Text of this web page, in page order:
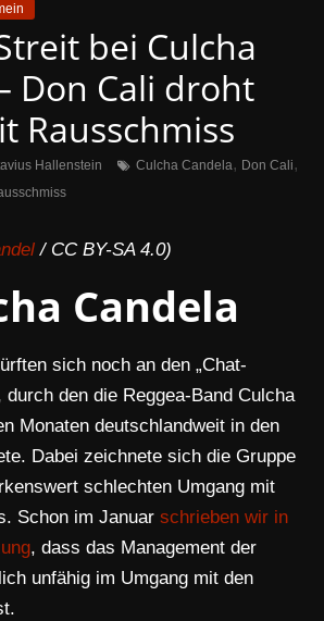
bei Culcha
Don Cali droht
Rausschmiss
Hallenstein Culcha Candela, Don Cali,
/ CC BY-SA 4.0)
Candela
sich noch an den „Chat-
durch den die Reggea-Band Culcha
Monaten deutschlandweit in den
Dabei zeichnete sich die Gruppe
schlechten Umgang mit
Schon im Januar schrieben wir in
, dass das Management der
unfähig im Umgang mit den